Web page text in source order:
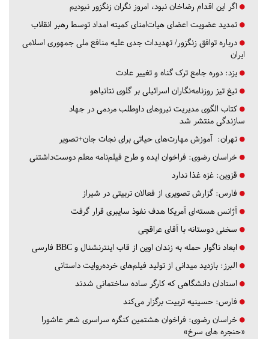
اگر این اقدام رضاخان نبود، امروز نگران زنگزور نبودیم
تمدید عضویت اعضای هیات‌امنای کمیته امداد توسط رهبر انقلاب
درباره توافق زنگزور/ تهدیدات جدی علیه منافع ملی جمهوری اسلامی
ایران
یزد: دوره جامع ترک گناه و تغییر عادت
تیغ تیز روزنامه‌نگاران اسرائیلی بر گلوی نتانیاهو
کتاب الگوی مدیریت نیروهای داوطلب مردمی در جهاد
سازندگی منتشر شد
تهران: آموزش مهارت‌های حیاتی برای نجات جان+تصویر
خراسان رضوی: فراخوان ایده و طرح فیلم‌نامه معلم دوست‌داشتنی
قزوین: غزه غذا ندارد
فارس: گزارش تصویری از فعالان تربیتی در شیراز
آژانس هسته‌ای آمریکا هدف نفوذ سایبری قرار گرفت
سخنی دوستانه با آقای عراقچی
ابعاد ناگوار حمله به زندان اوین از قاب اینترنشنال و BBC فارسی
البرز: بازدید میدانی از تولید فیلم‌های خرده‌روایت داستانی
استادان دانشگاهی که کارگر ساده ساختمانی شدند
فارس: حسینیه تربیت برگزار می‌کند
خراسان رضوی: فراخوان هشتمین کنگره سراسری شعر عاشورا
«حنجره های سرخ»